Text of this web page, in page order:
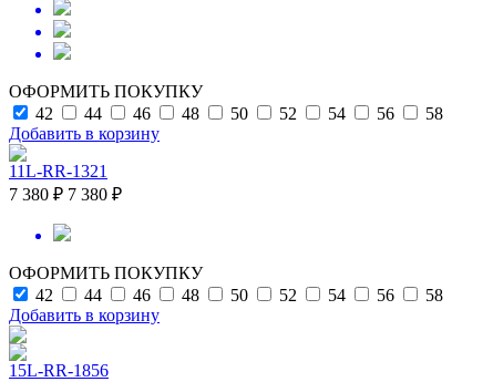
ОФОРМИТЬ ПОКУПКУ
42
44 46 48 50 52 54 56
58
Добавить в корзину
11L-RR-1321
7 380 ₽ 7 380 ₽
ОФОРМИТЬ ПОКУПКУ
42
44 46 48 50 52 54 56
58
Добавить в корзину
15L-RR-1856